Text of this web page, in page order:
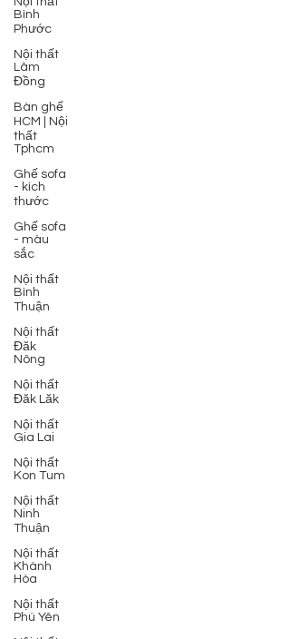
Bình
Phước
Nội thất
Lâm
Đồng
Bàn ghế
HCM | Nội
thất
Tphcm
Ghế sofa
- kích
thước
Ghế sofa
- màu
sắc
Nội thất
Bình
Thuận
Nội thất
Đăk
Nông
Nội thất
Đăk Lăk
Nội thất
Gia Lai
Nội thất
Kon Tum
Nội thất
Ninh
Thuận
Nội thất
Khánh
Hòa
Nội thất
Phú Yên